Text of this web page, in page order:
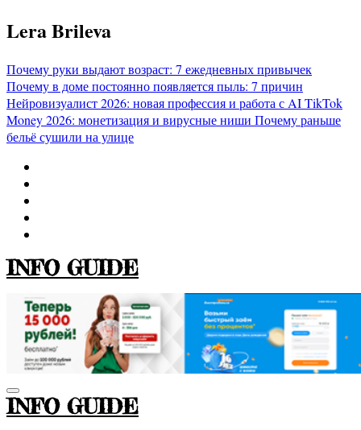
Перейти
к
Lera Brileva
Почему руки выдают возраст: 7 ежедневных привычек
Почему в доме постоянно появляется пыль: 7 причин
Нейровизуалист 2026: новая профессия и работа с AITikTok
Money 2026: монетизация и вирусные ниши Почему раньше
бельё сушили на улице
INFO GUIDE
INFO GUIDE